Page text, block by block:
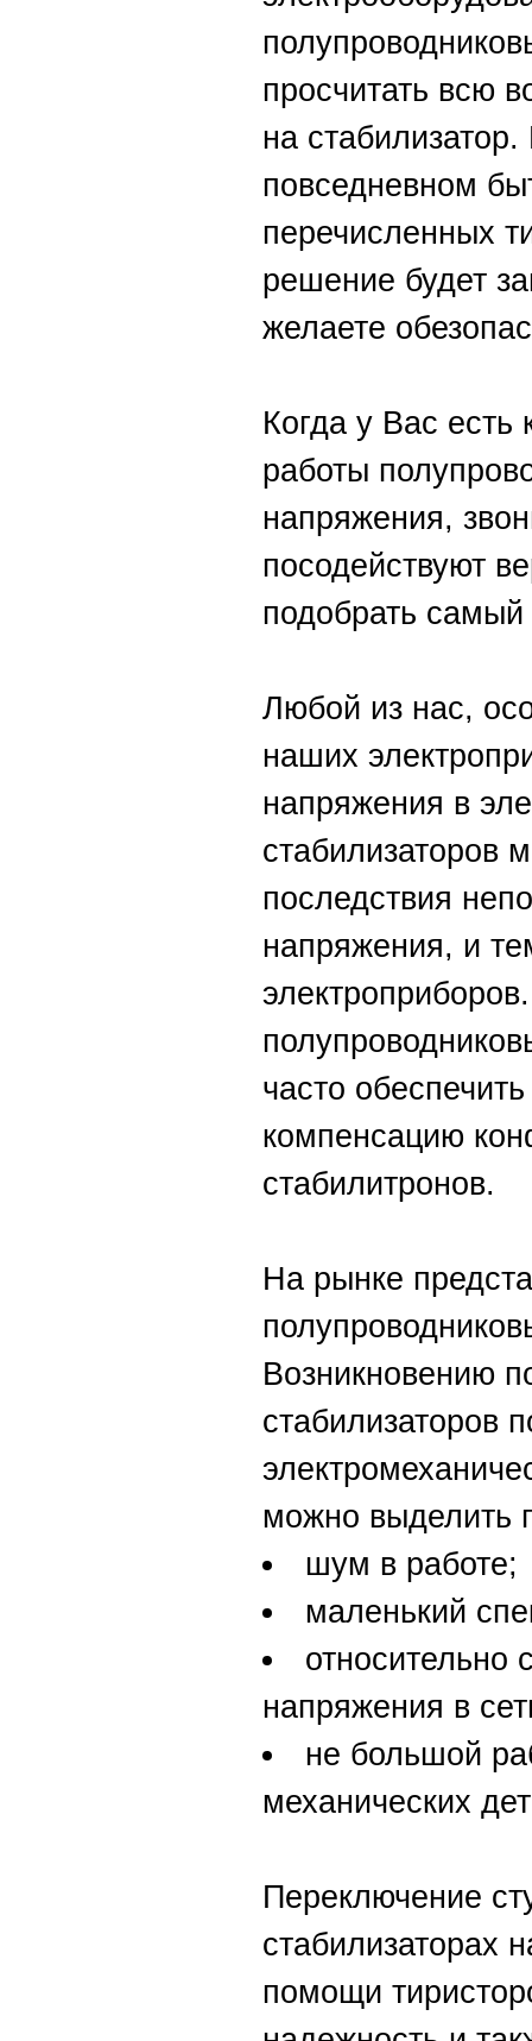
просчитать всю
на
повседневном
перечисленных
решение будет
желаете
Когда у Вас есть
работы
напряжения,
посодействуют
подобрать
Любой из нас,
наших
напряжения в
стабилизаторов
последствия
напряжения, и
часто
компенсацию
стабилитронов.
На рынке
Возникновению
стабилизаторов
можно выделить
шум в работе;
маленький
относительно
напряжения в
не большой
механических
Переключение
стабилизаторах
помощи